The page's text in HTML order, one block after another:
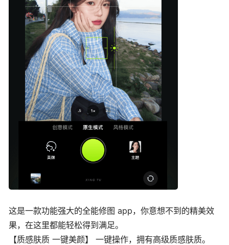
这是一款功能强大的全能修图 app，你意想不到的精美效
果，在这里都能轻松得到满足。
【质感肤质 一键美颜】 一键操作，拥有高级质感肤质。